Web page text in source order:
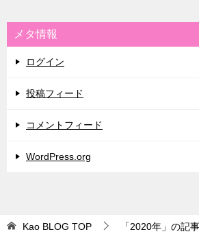
メタ情報
ログイン
投稿フィード
コメントフィード
WordPress.org
Kao BLOG TOP 「2020年」の記